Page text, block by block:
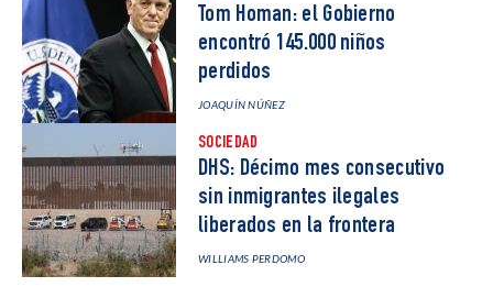
Tom Homan: el Gobierno
encontró 145.000 niños
perdidos
JOAQUÍN NÚÑEZ
SOCIEDAD
DHS: Décimo mes consecutivo
sin inmigrantes ilegales
liberados en la frontera
WILLIAMS PERDOMO